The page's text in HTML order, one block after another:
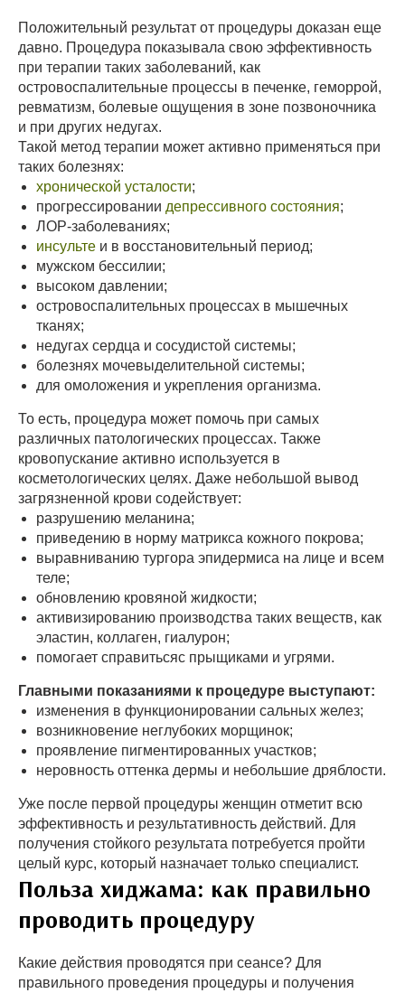
Положительный результат от процедуры доказан еще
давно. Процедура показывала свою эффективность
при терапии таких заболеваний, как
островоспалительные процессы в печенке, геморрой,
ревматизм, болевые ощущения в зоне позвоночника
и при других недугах.
Такой метод терапии может активно применяться при
таких болезнях:
хронической усталости;
прогрессировании депрессивного состояния;
ЛОР-заболеваниях;
инсульте и в восстановительный период;
мужском бессилии;
высоком давлении;
островоспалительных процессах в мышечных
тканях;
недугах сердца и сосудистой системы;
болезнях мочевыделительной системы;
для омоложения и укрепления организма.
То есть, процедура может помочь при самых
различных патологических процессах. Также
кровопускание активно используется в
косметологических целях. Даже небольшой вывод
загрязненной крови содействует:
разрушению меланина;
приведению в норму матрикса кожного покрова;
выравниванию тургора эпидермиса на лице и всем
теле;
обновлению кровяной жидкости;
активизированию производства таких веществ, как
эластин, коллаген, гиалурон;
помогает справитьсяс прыщиками и угрями.
Главными показаниями к процедуре выступают:
изменения в функционировании сальных желез;
возникновение неглубоких морщинок;
проявление пигментированных участков;
неровность оттенка дермы и небольшие дряблости.
Уже после первой процедуры женщин отметит всю
эффективность и результативность действий. Для
получения стойкого результата потребуется пройти
целый курс, который назначает только специалист.
Польза хиджама: как правильно
проводить процедуру
Какие действия проводятся при сеансе? Для
правильного проведения процедуры и получения